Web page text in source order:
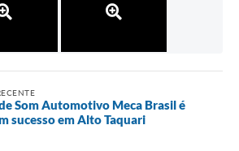
Som Automotivo Meca Brasil é
sucesso em Alto Taquari